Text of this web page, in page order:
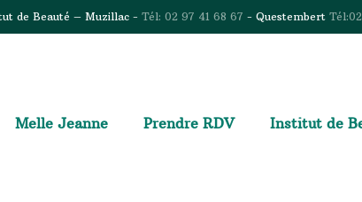
de Beauté – Muzillac - Tél: 02 97 41 68 67 - Questembert
Melle Jeanne Prendre RDV Institut de